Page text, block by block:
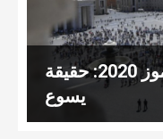
عناوين نشرة الاثنين 6 تموز 2020: حقيقة
يسوع